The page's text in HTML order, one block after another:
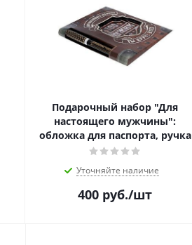
Подарочный набор "Для
настоящего мужчины":
обложка для паспорта, ручка
Уточняйте наличие
400 руб./шт